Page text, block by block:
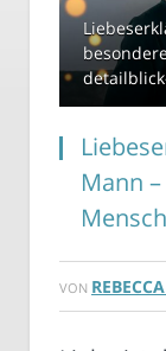
Mann
VON